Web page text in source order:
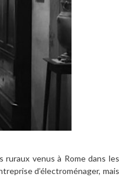
venus à Rome dans les
d’électroménager, mais